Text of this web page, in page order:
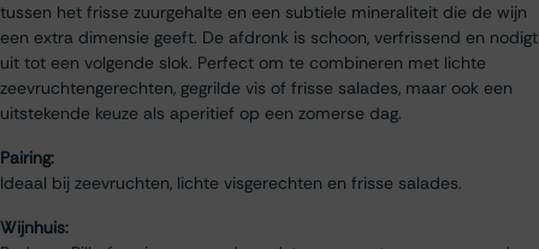
tussen het frisse zuurgehalte en een subtiele mineraliteit die de wijn
een extra dimensie geeft. De afdronk is schoon, verfrissend en nodigt
uit tot een volgende slok. Perfect om te combineren met lichte
zeevruchtengerechten, gegrilde vis of frisse salades, maar ook een
uitstekende keuze als aperitief op een zomerse dag.
Pairing:
Ideaal bij zeevruchten, lichte visgerechten en frisse salades.
Wijnhuis: